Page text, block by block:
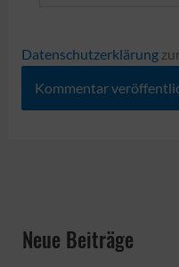
Datenschutzerklärung
Neue Beiträge